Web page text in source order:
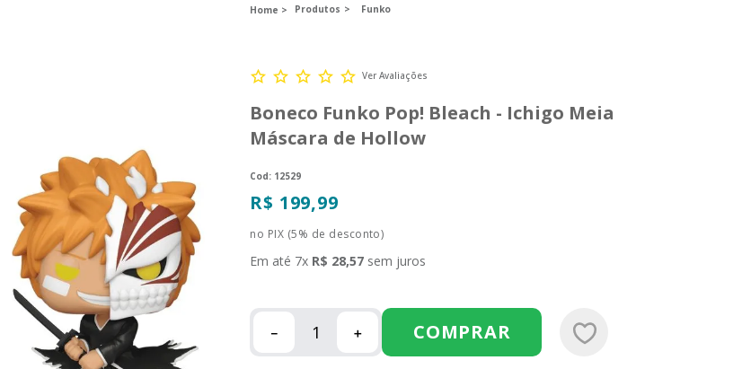
Produtos Funko
Ver Avaliações
Boneco Funko Pop! Bleach - Ichigo Meia
Máscara de Hollow
: 12529
R$ 199,99
no PIX (5% de desconto)
Em até 7x R$ 28,57 sem juros
＋
－ COMPRAR